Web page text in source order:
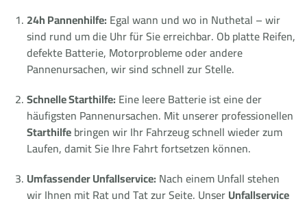
24h Pannenhilfe: Egal wann und wo in Nuthetal – wir
sind rund um die Uhr für Sie erreichbar. Ob platte Reifen,
defekte Batterie, Motorprobleme oder andere
Pannenursachen, wir sind schnell zur Stelle.
Schnelle Starthilfe: Eine leere Batterie ist eine der
häufigsten Pannenursachen. Mit unserer professionellen
Starthilfebringen wir Ihr Fahrzeug schnell wieder zum
Laufen, damit Sie Ihre Fahrt fortsetzen können.
Umfassender Unfallservice: Nach einem Unfall stehen
wir Ihnen mit Rat und Tat zur Seite. UnserUnfallservice